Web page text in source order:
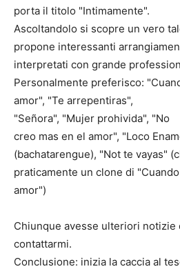
porta il titolo "Intimamente".
Ascoltandolo si scopre un vero
propone interessanti
interpretati con grande
Personalmente preferisco:
amor", "Te arrepentiras",
"Señora", "Mujer prohivida", "No
creo mas en el amor", "Loco
(bachatarengue), "Not te vayas"
praticamente un clone di
amor")
Chiunque avesse ulteriori notizie
contattarmi.
Conclusione: inizia la caccia al